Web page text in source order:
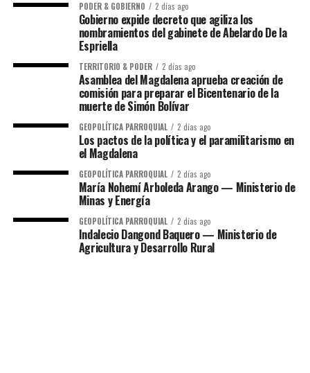
PODER & GOBIERNO 2 días ago
Gobierno expide decreto que agiliza los
nombramientos del gabinete de Abelardo De la
Espriella
TERRITORIO & PODER 2 días ago
Asamblea del Magdalena aprueba creación de
comisión para preparar el Bicentenario de la
muerte de Simón Bolívar
GEOPOLÍTICA PARROQUIAL 2 días ago
Los pactos de la política y el paramilitarismo en
el Magdalena
GEOPOLÍTICA PARROQUIAL 2 días ago
María Nohemí Arboleda Arango — Ministerio de
Minas y Energía
GEOPOLÍTICA PARROQUIAL 2 días ago
Indalecio Dangond Baquero — Ministerio de
Agricultura y Desarrollo Rural